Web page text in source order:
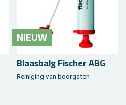
NIEUW
Blaas­balg Fi­scher ABG
Rei­ni­ging van boor­ga­ten